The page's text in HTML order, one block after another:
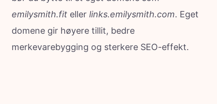
emilysmith.fit eller links.emilysmith.com. Eget
domene gir høyere tillit, bedre
merkevarebygging og sterkere SEO-effekt.